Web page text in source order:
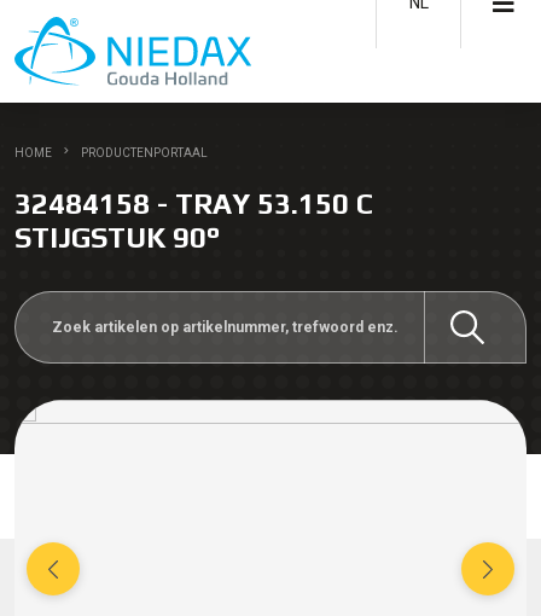
HOME PRODUCTENPORTAAL
32484158 - TRAY 53.150 C
STIJGSTUK 90°